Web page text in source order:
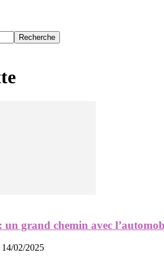
grand chemin avec
14/02/2025